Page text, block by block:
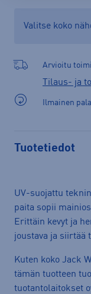
Valitse koko
Arvioitu
Tilaus- ja
Ilmainen
Tuotetiedot
UV-suojattu
paita sopii
Erittäin kevyt ja
joustava ja siirtää
Kuten koko Jack
tämän tuotteen
tuotantolaitokset